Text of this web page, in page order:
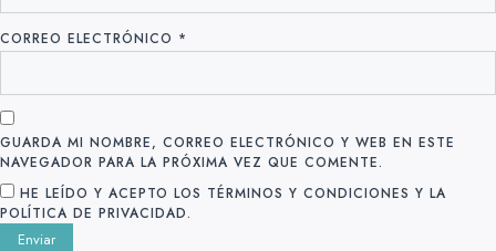
CORREO ELECTRÓNICO *
GUARDA MI NOMBRE, CORREO ELECTRÓNICO Y WEB EN ESTE
NAVEGADOR PARA LA PRÓXIMA VEZ QUE COMENTE.
HE LEÍDO Y ACEPTO LOS TÉRMINOS Y CONDICIONES Y LA
POLÍTICA DE PRIVACIDAD.